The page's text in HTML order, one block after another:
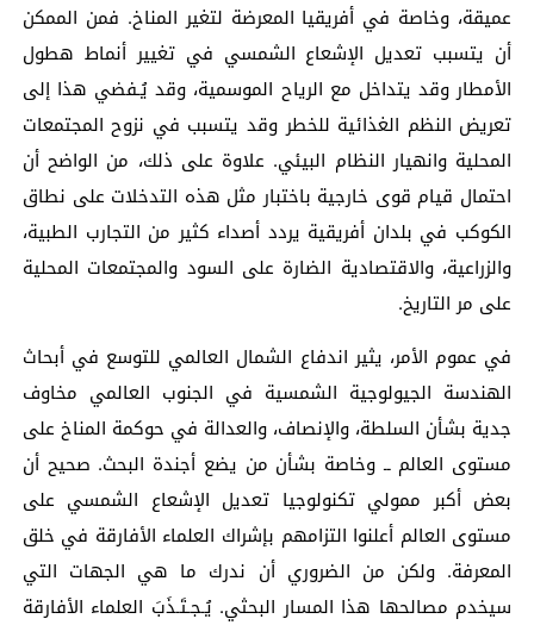
عميقة، وخاصة في أفريقيا المعرضة لتغير المناخ. فمن الممكن
أن يتسبب تعديل الإشعاع الشمسي في تغيير أنماط هطول
الأمطار وقد يتداخل مع الرياح الموسمية، وقد يُـفضي هذا إلى
تعريض النظم الغذائية للخطر وقد يتسبب في نزوح المجتمعات
المحلية وانهيار النظام البيئي. علاوة على ذلك، من الواضح أن
احتمال قيام قوى خارجية باختبار مثل هذه التدخلات على نطاق
الكوكب في بلدان أفريقية يردد أصداء كثير من التجارب الطبية،
والزراعية، والاقتصادية الضارة على السود والمجتمعات المحلية
على مر التاريخ.
في عموم الأمر، يثير اندفاع الشمال العالمي للتوسع في أبحاث
الهندسة الجيولوجية الشمسية في الجنوب العالمي مخاوف
جدية بشأن السلطة، والإنصاف، والعدالة في حوكمة المناخ على
مستوى العالم ــ وخاصة بشأن من يضع أجندة البحث. صحيح أن
بعض أكبر ممولي تكنولوجيا تعديل الإشعاع الشمسي على
مستوى العالم أعلنوا التزامهم بإشراك العلماء الأفارقة في خلق
المعرفة. ولكن من الضروري أن ندرك ما هي الجهات التي
سيخدم مصالحها هذا المسار البحثي. يُـجـتَـذَبَ العلماء الأفارقة